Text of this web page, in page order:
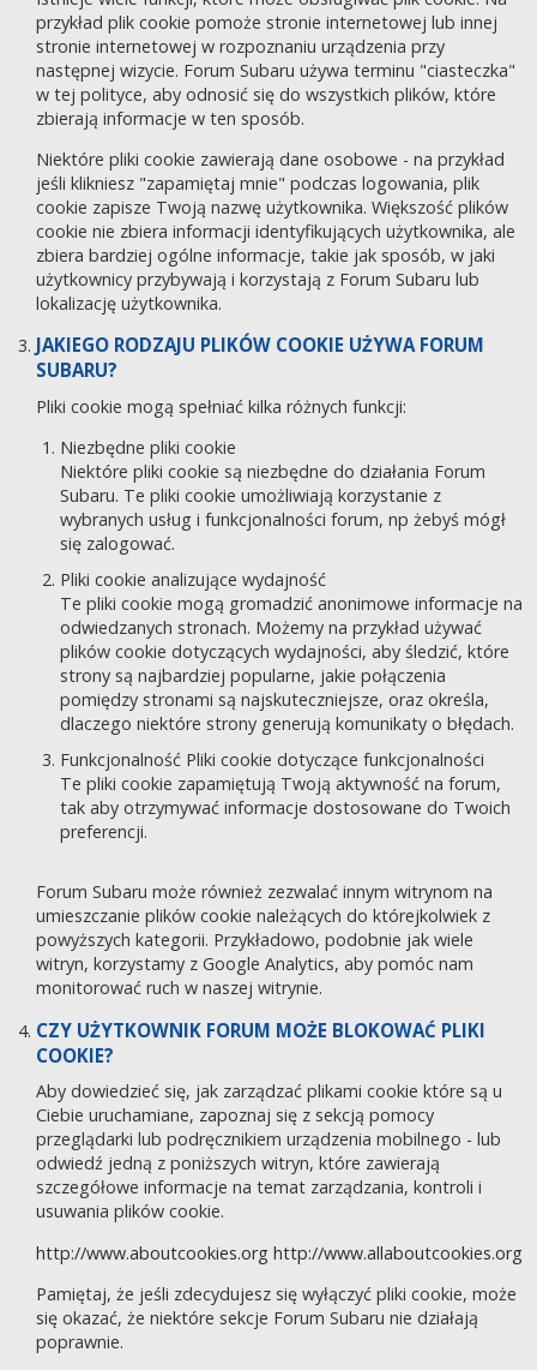
przykład plik cookie pomoże stronie internetowej lub innej
stronie internetowej w rozpoznaniu urządzenia przy
następnej wizycie. Forum Subaru używa terminu "ciasteczka"
w tej polityce, aby odnosić się do wszystkich plików, które
zbierają informacje w ten sposób.
Niektóre pliki cookie zawierają dane osobowe - na przykład
jeśli klikniesz "zapamiętaj mnie" podczas logowania, plik
cookie zapisze Twoją nazwę użytkownika. Większość plików
cookie nie zbiera informacji identyfikujących użytkownika, ale
zbiera bardziej ogólne informacje, takie jak sposób, w jaki
użytkownicy przybywają i korzystają z Forum Subaru lub
lokalizację użytkownika.
JAKIEGO RODZAJU PLIKÓW COOKIE UŻYWA FORUM
SUBARU?
Pliki cookie mogą spełniać kilka różnych funkcji:
Niezbędne pliki cookie
Niektóre pliki cookie są niezbędne do działania Forum
Subaru. Te pliki cookie umożliwiają korzystanie z
wybranych usług i funkcjonalności forum, np żebyś mógł
się zalogować.
Pliki cookie analizujące wydajność
Te pliki cookie mogą gromadzić anonimowe informacje na
odwiedzanych stronach. Możemy na przykład używać
plików cookie dotyczących wydajności, aby śledzić, które
strony są najbardziej popularne, jakie połączenia
pomiędzy stronami są najskuteczniejsze, oraz określa,
dlaczego niektóre strony generują komunikaty o błędach.
Funkcjonalność Pliki cookie dotyczące funkcjonalności
Te pliki cookie zapamiętują Twoją aktywność na forum,
tak aby otrzymywać informacje dostosowane do Twoich
preferencji.
Forum Subaru może również zezwalać innym witrynom na
umieszczanie plików cookie należących do którejkolwiek z
powyższych kategorii. Przykładowo, podobnie jak wiele
witryn, korzystamy z Google Analytics, aby pomóc nam
monitorować ruch w naszej witrynie.
CZY UŻYTKOWNIK FORUM MOŻE BLOKOWAĆ PLIKI
COOKIE?
Aby dowiedzieć się, jak zarządzać plikami cookie które są u
Ciebie uruchamiane, zapoznaj się z sekcją pomocy
przeglądarki lub podręcznikiem urządzenia mobilnego - lub
odwiedź jedną z poniższych witryn, które zawierają
szczegółowe informacje na temat zarządzania, kontroli i
usuwania plików cookie.
http://www.aboutcookies.org http://www.allaboutcookies.org
Pamiętaj, że jeśli zdecydujesz się wyłączyć pliki cookie, może
się okazać, że niektóre sekcje Forum Subaru nie działają
poprawnie.